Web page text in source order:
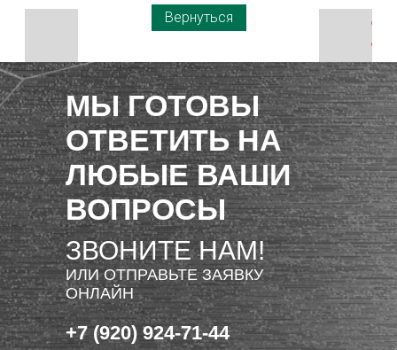
Вернуться
МЫ ГОТОВЫ
ОТВЕТИТЬ НА
ЛЮБЫЕ ВАШИ
ВОПРОСЫ
ЗВОНИТЕ НАМ!
ИЛИ ОТПРАВЬТЕ ЗАЯВКУ
ОНЛАЙН
+7 (920) 924-71-44